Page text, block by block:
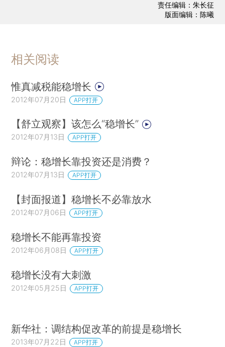
责任编辑：朱长征
版面编辑：陈曦
相关阅读
惟真减税能稳增长
2012年07月20日 APP打开
【舒立观察】该怎么“稳增长”
2012年07月13日 APP打开
辩论：稳增长靠投资还是消费？
2012年07月13日 APP打开
【封面报道】稳增长不必靠放水
2012年07月06日 APP打开
稳增长不能再靠投资
2012年06月08日 APP打开
稳增长没有大刺激
2012年05月25日 APP打开
新华社：调结构促改革的前提是稳增长
2013年07月22日 APP打开